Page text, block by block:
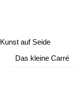
Kunst auf Seide
Das kleine Carré